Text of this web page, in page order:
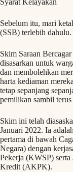
Sebelum itu, mari
(SSB) terlebih dahulu.
Skim Saraan
disasarkan untuk
dan membolehkan
harta kediaman
tetap sepanjang
pemilikan sambil
Skim ini telah
Januari 2022. Ia
pertama di bawah
Negara) dengan
Pekerja (KWSP)
Kredit (AKPK).